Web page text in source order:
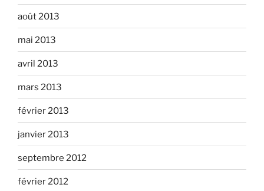
août 2013
mai 2013
avril 2013
mars 2013
février 2013
janvier 2013
septembre 2012
février 2012